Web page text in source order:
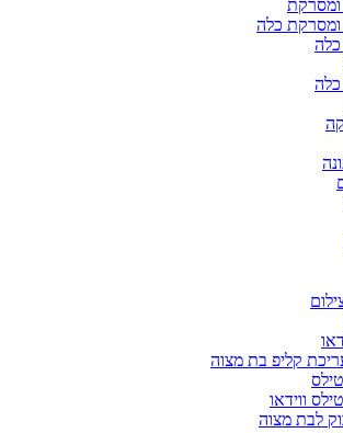
כלה
קליפ בת מצוה
ווידאו
לבת מצוה